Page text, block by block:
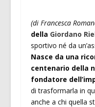
(di Francesca
della Giordano
sportivo né da
Nasce da una
centenario della
fondatore
di trasformarla in
anche a chi quella